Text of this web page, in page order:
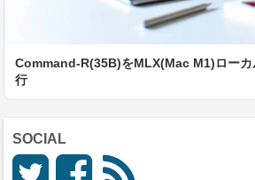
Command-R(35B)をMLX(Mac M1)ロー
行
SOCIAL